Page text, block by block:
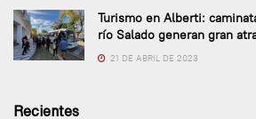
Turismo en Alberti:
río Salado generan gran
21 DE ABRIL DE 2023
Recientes